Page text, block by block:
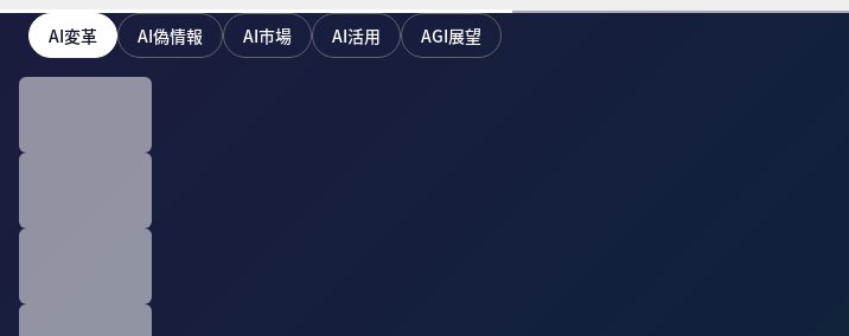
AI変革 AI偽情報 AI市場 AI活用 AGI展望